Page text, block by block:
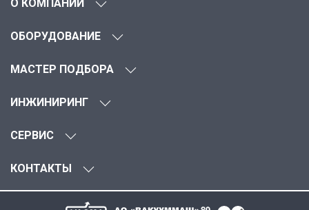
О КОМПАНИИ
ОБОРУДОВАНИЕ
МАСТЕР ПОДБОРА
ИНЖИНИРИНГ
СЕРВИС
КОНТАКТЫ